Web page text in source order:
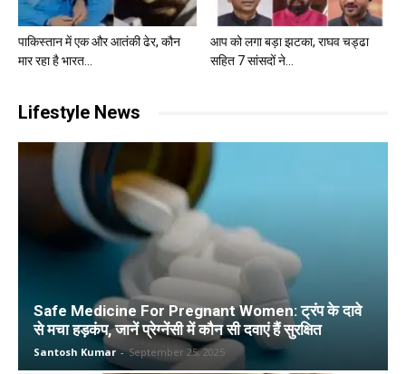
पाकिस्तान में एक और आतंकी ढेर, कौन
मार रहा है भारत...
आप को लगा बड़ा झटका, राघव चड्ढा
सहित 7 सांसदों ने...
Lifestyle News
Safe Medicine For Pregnant Women: ट्रंप के दावे
से मचा हड़कंप, जानें प्रेग्नेंसी में कौन सी दवाएं हैं सुरक्षित
Santosh Kumar - September 25, 2025